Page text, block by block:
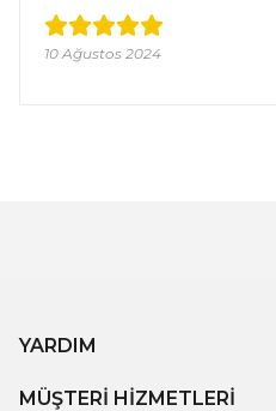
10 Ağustos 2024
YARDIM
MÜŞTERİ HİZMETLERİ